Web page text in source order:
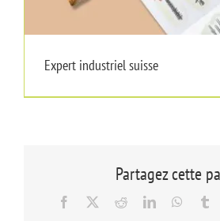
Expert industriel suisse
Partagez cette
Facebook RedditLinkedIn